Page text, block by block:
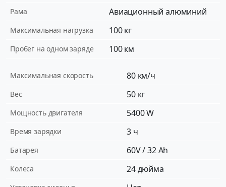
Рама Авиационный алюминий
Максимальная нагрузка 100 кг
Пробег на одном заряде 100 км
Максимальная скорость 80 км/ч
Вес 50 кг
Мощность двигателя 5400 W
Время зарядки 3 ч
Батарея 60V / 32 Ah
Колеса 24 дюйма